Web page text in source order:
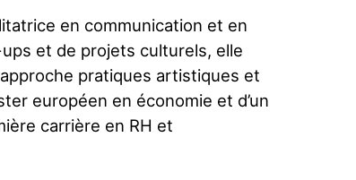
en communication et en
et de projets culturels, elle
pratiques artistiques et
européen en économie et d’un
carrière en RH et